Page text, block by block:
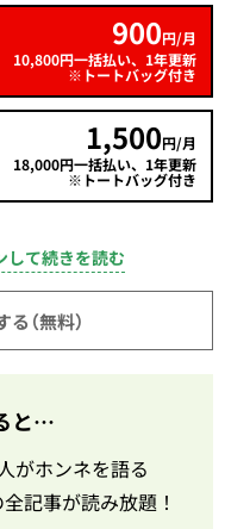
900円/月
10,800円一括払い、1年更新
※トートバッグ付き
1,500円/月
18,000円一括払い、1年更新
※トートバッグ付き
して続きを読む
（無料）
と…
がホンネを語る
記事が読み放題！